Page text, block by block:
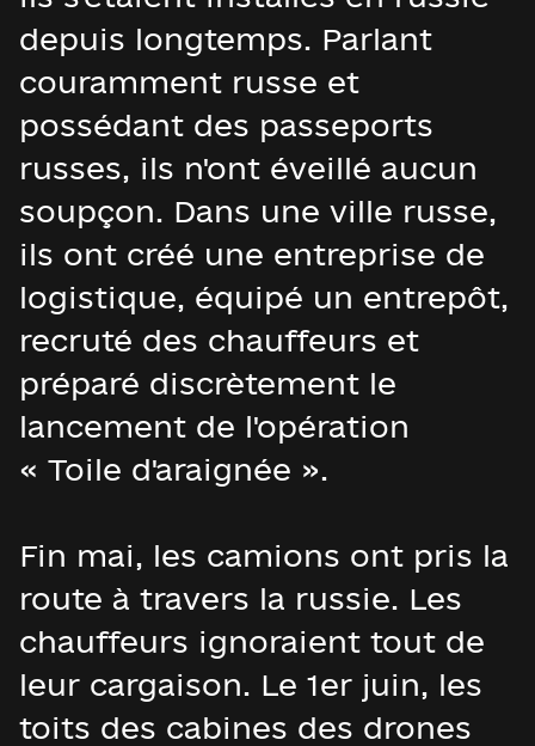
depuis longtemps. Parlant
couramment russe et
possédant des passeports
russes, ils n'ont éveillé aucun
soupçon. Dans une ville russe,
ils ont créé une entreprise de
logistique, équipé un entrepôt,
recruté des chauffeurs et
préparé discrètement le
lancement de l'opération
« Toile d'araignée ».
Fin mai, les camions ont pris la
route à travers la russie. Les
chauffeurs ignoraient tout de
leur cargaison. Le 1er juin, les
toits des cabines des drones